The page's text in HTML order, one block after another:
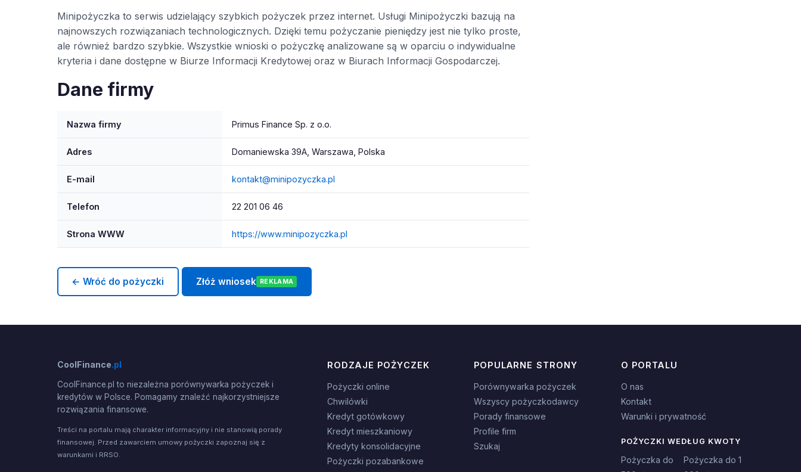
Minipożyczka to serwis udzielający szybkich pożyczek przez internet. Usługi Minipożyczki bazują na
najnowszych rozwiązaniach technologicznych. Dzięki temu pożyczanie pieniędzy jest nie tylko proste,
ale również bardzo szybkie. Wszystkie wnioski o pożyczkę analizowane są w oparciu o indywidualne
kryteria i dane dostępne w Biurze Informacji Kredytowej oraz w Biurach Informacji Gospodarczej.
Dane firmy
Nazwa firmy Primus Finance Sp. z o.o.
Adres Domaniewska 39A, Warszawa, Polska
E-mail kontakt@minipozyczka.pl
Telefon 22 201 06 46
Strona WWW https://www.minipozyczka.pl
← Wróć do pożyczki Złóż wniosek REKLAMA
CoolFinance.pl
CoolFinance.pl to niezależna porównywarka pożyczek i
kredytów w Polsce. Pomagamy znaleźć najkorzystniejsze
rozwiązania finansowe.
Treści na portalu mają charakter informacyjny i nie stanowią porady
finansowej. Przed zawarciem umowy pożyczki zapoznaj się z
warunkami i RRSO.
RODZAJE POŻYCZEK
Pożyczki online
Chwilówki
Kredyt gotówkowy
Kredyt mieszkaniowy
Kredyty konsolidacyjne
Pożyczki pozabankowe
POPULARNE STRONY
Porównywarka pożyczek
Wszyscy pożyczkodawcy
Porady finansowe
Profile firm
Szukaj
O PORTALU
O nas
Kontakt
Warunki i prywatność
POŻYCZKI WEDŁUG KWOTY
Pożyczka do
Pożyczka do 1